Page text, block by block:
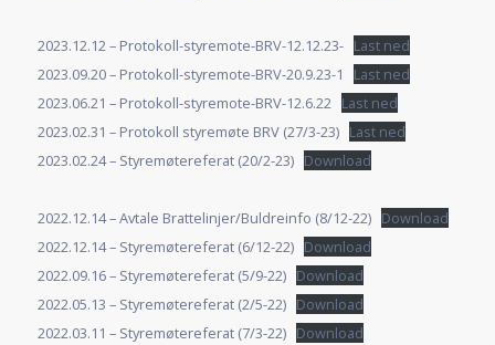
2023.12.12 – Protokoll-styremote-BRV-12.12.23- Last ned
2023.09.20 – Protokoll-styremote-BRV-20.9.23-1
Last ned
2023.06.21 – Protokoll-styremote-BRV-12.6.22 Last ned
2023.02.31 – Protokoll styremøte BRV (27/3-23) Last ned
2023.02.24 – Styremøtereferat (20/2-23) Download
2022.12.14 – Avtale Brattelinjer/Buldreinfo (8/12-22) Download
2022.12.14 – Styremøtereferat (6/12-22) Download
2022.09.16 – Styremøtereferat (5/9-22) Download
2022.05.13 – Styremøtereferat (2/5-22) Download
2022.03.11 – Styremøtereferat (7/3-22) Download